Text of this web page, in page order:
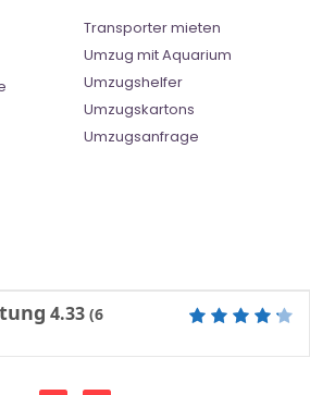
Transporter mieten
Umzug mit Aquarium
Umzugshelfer
Umzugskartons
Umzugsanfrage
4.33 (6